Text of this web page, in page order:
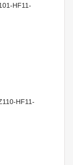
HF11-
HF11-